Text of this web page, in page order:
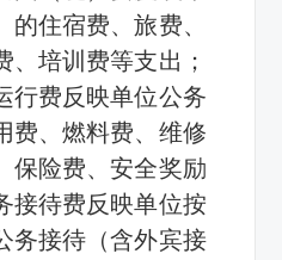
住宿费、旅费、
、培训费等支出；
行费反映单位公务
费、燃料费、维修
保险费、安全奖励
接待费反映单位按
务接待（含外宾接